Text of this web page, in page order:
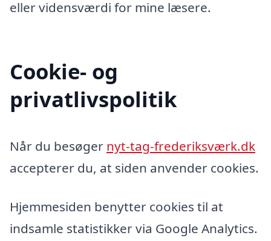
eller vidensværdi for mine læsere.
Cookie- og
privatlivspolitik
Når du besøger nyt-tag-frederiksværk.dk
accepterer du, at siden anvender cookies.
Hjemmesiden benytter cookies til at
indsamle statistikker via Google Analytics.